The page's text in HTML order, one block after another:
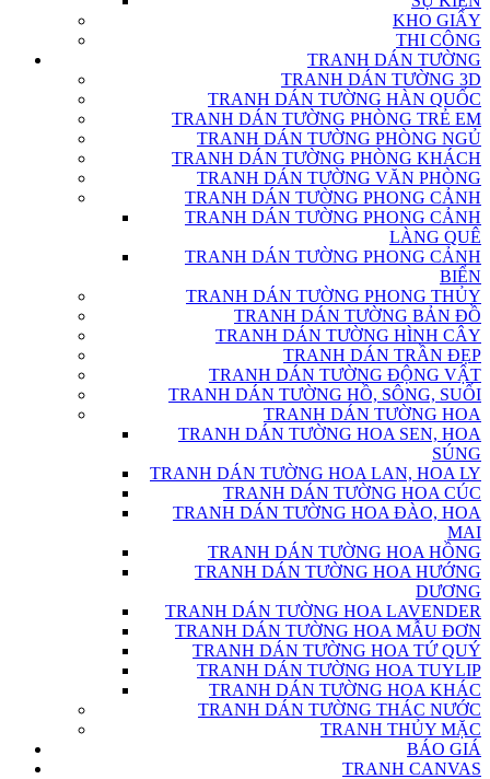
KHO GIẤY
THI CÔNG
TRANH DÁN TƯỜNG
TRANH DÁN TƯỜNG 3D
TRANH DÁN TƯỜNG HÀN QUỐC
TRANH DÁN TƯỜNG PHÒNG TRẺ EM
TRANH DÁN TƯỜNG PHÒNG NGỦ
TRANH DÁN TƯỜNG PHÒNG KHÁCH
TRANH DÁN TƯỜNG VĂN PHÒNG
TRANH DÁN TƯỜNG PHONG CẢNH
TRANH DÁN TƯỜNG PHONG CẢNH
LÀNG QUÊ
TRANH DÁN TƯỜNG PHONG CẢNH
BIỂN
TRANH DÁN TƯỜNG PHONG THỦY
TRANH DÁN TƯỜNG BẢN ĐỒ
TRANH DÁN TƯỜNG HÌNH CÂY
TRANH DÁN TRẦN ĐẸP
TRANH DÁN TƯỜNG ĐỘNG VẬT
TRANH DÁN TƯỜNG HỒ, SÔNG, SUỐI
TRANH DÁN TƯỜNG HOA
TRANH DÁN TƯỜNG HOA SEN, HOA
SÚNG
TRANH DÁN TƯỜNG HOA LAN, HOA LY
TRANH DÁN TƯỜNG HOA CÚC
TRANH DÁN TƯỜNG HOA ĐÀO, HOA
MAI
TRANH DÁN TƯỜNG HOA HỒNG
TRANH DÁN TƯỜNG HOA HƯỚNG
DƯƠNG
TRANH DÁN TƯỜNG HOA LAVENDER
TRANH DÁN TƯỜNG HOA MẪU ĐƠN
TRANH DÁN TƯỜNG HOA TỨ QUÝ
TRANH DÁN TƯỜNG HOA TUYLIP
TRANH DÁN TƯỜNG HOA KHÁC
TRANH DÁN TƯỜNG THÁC NƯỚC
TRANH THỦY MẶC
BÁO GIÁ
TRANH CANVAS